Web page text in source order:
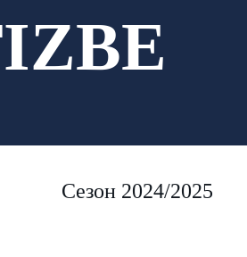
Сезон 2024/2025